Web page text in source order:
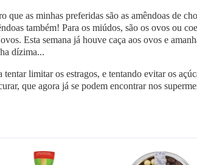
que as minhas preferidas são as amêndoas de
também! Para os miúdos, são os ovos ou
Esta semana já houve caça aos ovos e
dízima...
tentar limitar os estragos, e tentando evitar os
que agora já se podem encontrar nos